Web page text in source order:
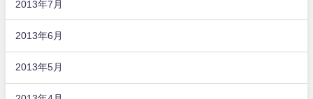
2013年7月
2013年6月
2013年5月